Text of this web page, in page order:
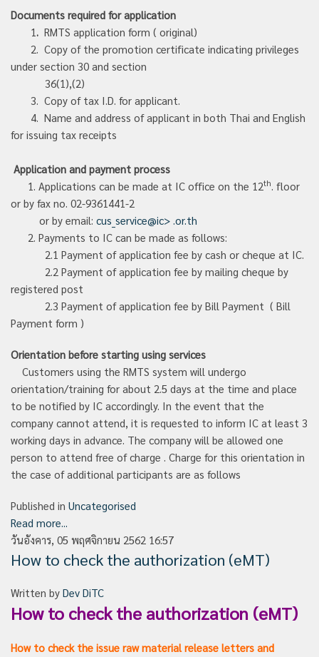
Documents required for application
1. RMTS application form ( original)
2. Copy of the promotion certificate indicating privileges
under section 30 and section
36(1),(2)
3. Copy of tax I.D. for applicant.
4. Name and address of applicant in both Thai and English
for issuing tax receipts
Application and payment process
1. Applications can be made at IC office on the 12th. floor
or by fax no. 02-9361441-2
or by email: cus_service@ic> .or.th
2. Payments to IC can be made as follows:
2.1 Payment of application fee by cash or cheque at IC.
2.2 Payment of application fee by mailing cheque by
registered post
2.3 Payment of application fee by Bill Payment ( Bill
Payment form )
Orientation before starting using services
Customers using the RMTS system will undergo
orientation/training for about 2.5 days at the time and place
to be notified by IC accordingly. In the event that the
company cannot attend, it is requested to inform IC at least 3
working days in advance. The company will be allowed one
person to attend free of charge . Charge for this orientation in
the case of additional participants are as follows
Published in Uncategorised
Read more...
วันอังคาร, 05 พฤศจิกายน 2562 16:57
How to check the authorization (eMT)
Written by Dev DiTC
How to check the authorization (eMT)
How to check the issue raw material release letters and